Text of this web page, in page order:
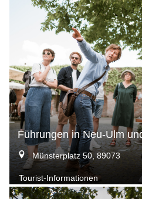
Führungen in Neu-Ulm
Münsterplatz 50, 89073
Tourist-Informationen